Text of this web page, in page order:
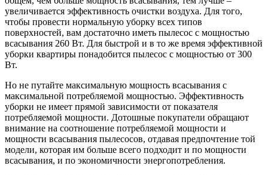
увеличивается эффективность очистки воздуха. Для того,
чтобы провести нормальную уборку всех типов
поверхностей, вам достаточно иметь пылесос с мощностью
всасывания 260 Вт. Для быстрой и в то же время эффективной
уборки квартиры понадобится пылесос с мощностью от 300
Вт.
Но не путайте максимальную мощность всасывания с
максимальной потребляемой мощностью. Эффективность
уборки не имеет прямой зависимости от показателя
потребляемой мощности. Дотошные покупатели обращают
внимание на соотношение потребляемой мощности и
мощности всасывания пылесосов, отдавая предпочтение той
модели, которая им больше всего подходит и по мощности
всасывания, и по экономичности энергопотребления.